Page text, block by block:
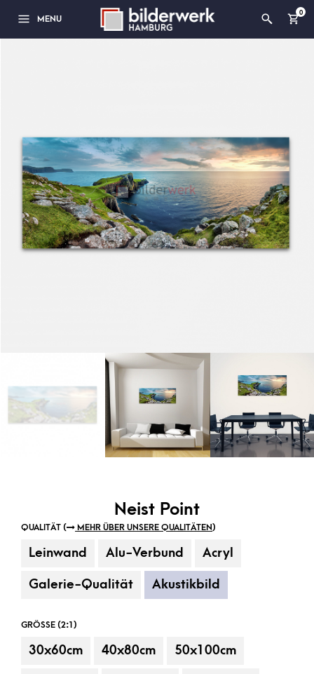
MENU
0
Neist Point
QUALITÄT ( MEHR ÜBER UNSERE QUALITÄTEN)
Leinwand Alu-Verbund Acryl
Galerie-Qualität Akustikbild
GRÖSSE (2:1)
30x60cm 40x80cm 50x100cm